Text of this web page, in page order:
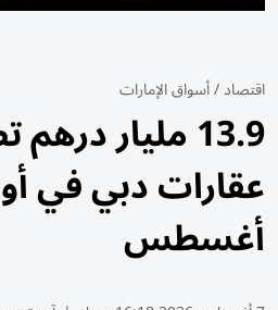
اقتصاد/أسواق الإمارات
13.9 مليار
عقارات دبي في
أغسطس